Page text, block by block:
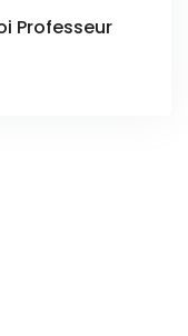
Professeur